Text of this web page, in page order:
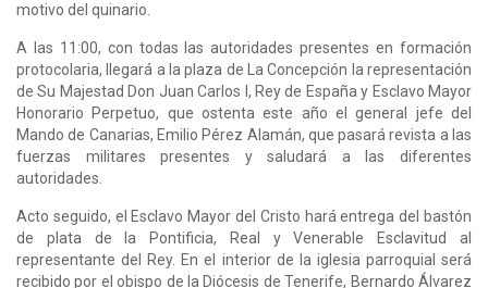
motivo del quinario.
A las 11:00, con todas las autoridades presentes en formación
protocolaria, llegará a la plaza de La Concepción la representación
de Su Majestad Don Juan Carlos I, Rey de España y Esclavo Mayor
Honorario Perpetuo, que ostenta este año el general jefe del
Mando de Canarias, Emilio Pérez Alamán, que pasará revista a las
fuerzas militares presentes y saludará a las diferentes
autoridades.
Acto seguido, el Esclavo Mayor del Cristo hará entrega del bastón
de plata de la Pontificia, Real y Venerable Esclavitud al
representante del Rey. En el interior de la iglesia parroquial será
recibido por el obispo de la Diócesis de Tenerife, Bernardo Álvarez